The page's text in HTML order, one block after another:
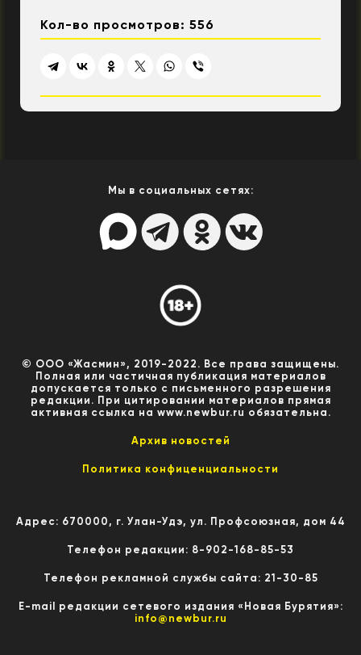
Кол-во просмотров: 556
Мы в социальных сетях:
© ООО «Жасмин», 2019-2022. Все права защищены.
Полная или частичная публикация материалов
допускается только с письменного разрешения
редакции. При цитировании материалов прямая
активная ссылка на www.newbur.ru обязательна.
Архив новостей
Политика конфиценциальности
Адрес: 670000, г. Улан-Удэ, ул. Профсоюзная, дом 44
Телефон редакции: 8-902-168-85-53
Телефон рекламной службы сайта: 21-30-85
E-mail редакции сетевого издания «Новая Бурятия»:
info@newbur.ru